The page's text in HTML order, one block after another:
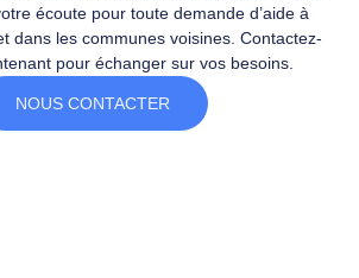
écoute pour toute demande d’aide à
dans les communes voisines. Contactez-
pour échanger sur vos besoins.
NOUS CONTACTER